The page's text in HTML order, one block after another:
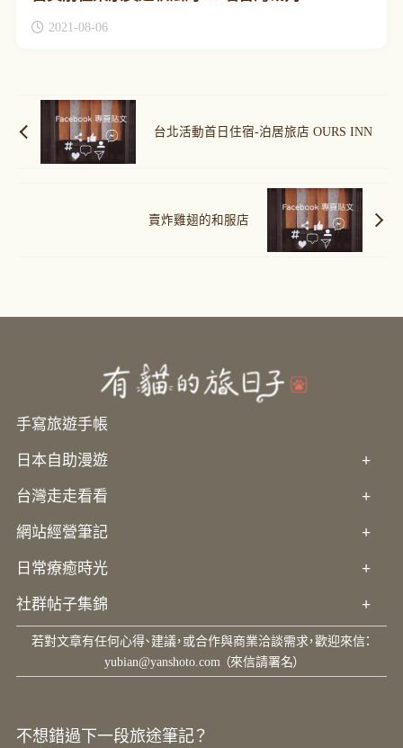
2021-08-06
台北活動首日住宿-泊居旅店 OURS INN
賣炸雞翅的和服店
手寫旅遊手帳
+
日本自助漫遊
+
台灣走走看看
+
網站經營筆記
+
日常療癒時光
+
社群帖子集錦
若對文章有任何心得、建議，或合作與商業洽談需求，歡迎來信：
yubian@yanshoto.com （來信請署名）
不想錯過下一段旅途筆記？